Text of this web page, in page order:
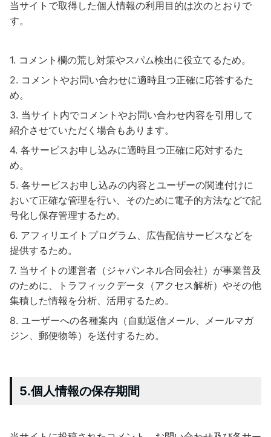
当サイトで取得した個人情報の利用目的は次のとおりで
す。
コメント欄の荒し対策やスパム検出に役立てるため。
コメントやお問い合わせに適時且つ正確に応答するた
め。
当サイト内でコメントやお問い合わせ内容を引用して
紹介させていただく場合もあります。
各サービスお申し込みに適時且つ正確に応対するた
め。
各サービスお申し込みの内容とユーザーの関連付けに
おいて正確な管理を行い、そのために電子的方法などで記
号化し保存管理するため。
アフィリエイトプログラム、広告配信サービスなどを
提供するため。
当サイトの運営者（ジャパンネル合同会社）が事業普及
のために、トラフィックデータ（アクセス解析）やその他
集積した情報を分析、活用するため。
ユーザーへの各種案内（自動返信メール、メールマガ
ジン、郵便物等）を送付するため。
5.個人情報の保存期間